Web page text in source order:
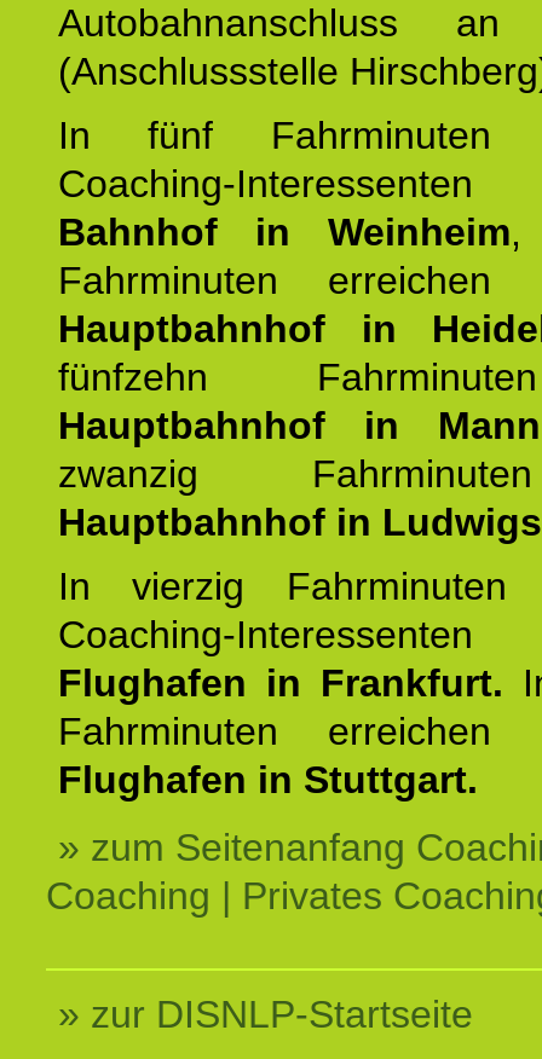
Autobahnanschluss
(Anschlussstelle
In fünf Fahrminuten
Coaching-
Bahnhof in Weinheim,
Fahrminuten
Hauptbahnhof in
fünfzehn
Hauptbahnhof in
zwanzig
Hauptbahnhof in
In vierzig Fahrminuten
Coaching-
Flughafen in Frankfurt.
Fahrminuten
Flughafen in Stuttgart.
» zum Seitenanfang
Coaching | Privates
» zur DISNLP-Startseite